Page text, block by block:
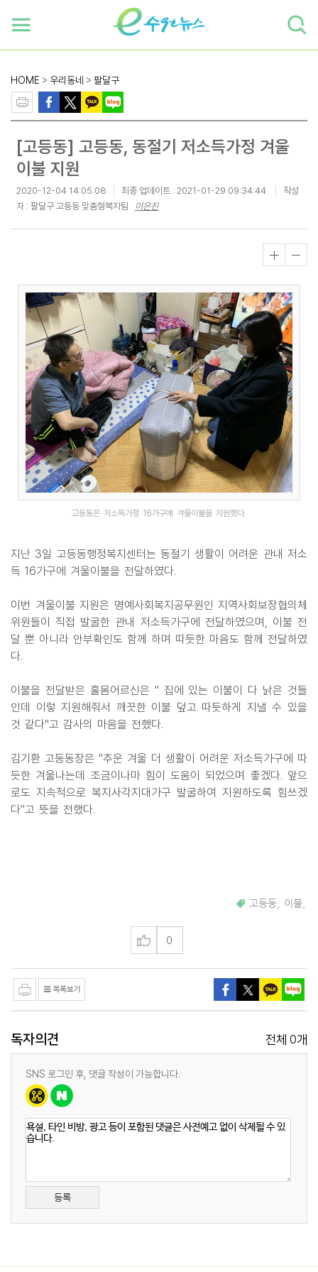
HOME > 우리동네 > 팔달구
[고등동] 고등동, 동절기 저소득가정 겨울
이불 지원
2020-12-04 14:05:08 최종 업데이트 : 2021-01-29 09:34:44
작성
자 : 팔달구 고등동 맞춤형복지팀
이은진
고등동은 저소득가정 16가구에 겨울이불을 지원했다.
지난 3일 고등동행정복지센터는 동절기 생활이 어려운 관내 저소
득 16가구에 겨울이불을 전달하였다.
이번 겨울이불 지원은 명예사회복지공무원인 지역사회보장협의체
위원들이 직접 발굴한 관내 저소득가구에 전달하였으며, 이불 전
달 뿐 아니라 안부확인도 함께 하며 따듯한 마음도 함께 전달하였
다.
이불을 전달받은 홀몸어르신은 " 집에 있는 이불이 다 낡은 것들
인데 이렇 지원해줘서 깨끗한 이불 덮고 따듯하게 지낼 수 있을
것 같다"고 감사의 마음을 전했다.
김기환 고등동장은 "추운 겨울 더 생활이 어려운 저소득가구에 따
듯한 겨울나는데 조금이나마 힘이 도움이 되었으며 좋겠다. 앞으
로도 지속적으로 복지사각지대가구 발굴하여 지원하도록 힘쓰겠
다"고 뜻을 전했다.
고등동 이불
0
독자의견 전체 0개
SNS 로그인 후, 댓글 작성이 가능합니다.
등록